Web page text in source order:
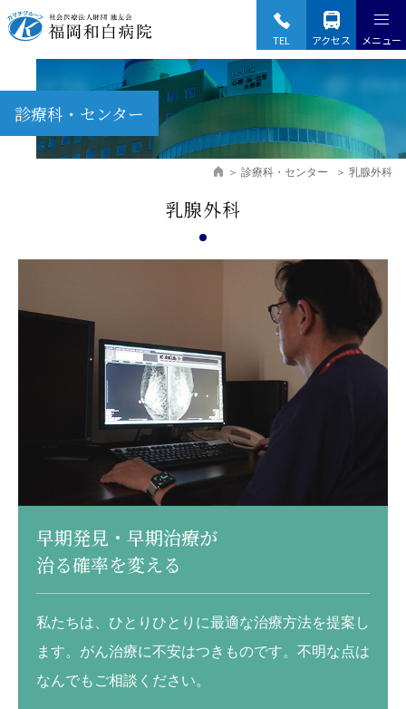
TEL アクセス メニュー
診療科・センター
診療科・センター 乳腺外科
乳腺外科
早期発見・早期治療が
治る確率を変える
私たちは、ひとりひとりに最適な治療方法を提案し
ます。がん治療に不安はつきものです。不明な点は
なんでもご相談ください。